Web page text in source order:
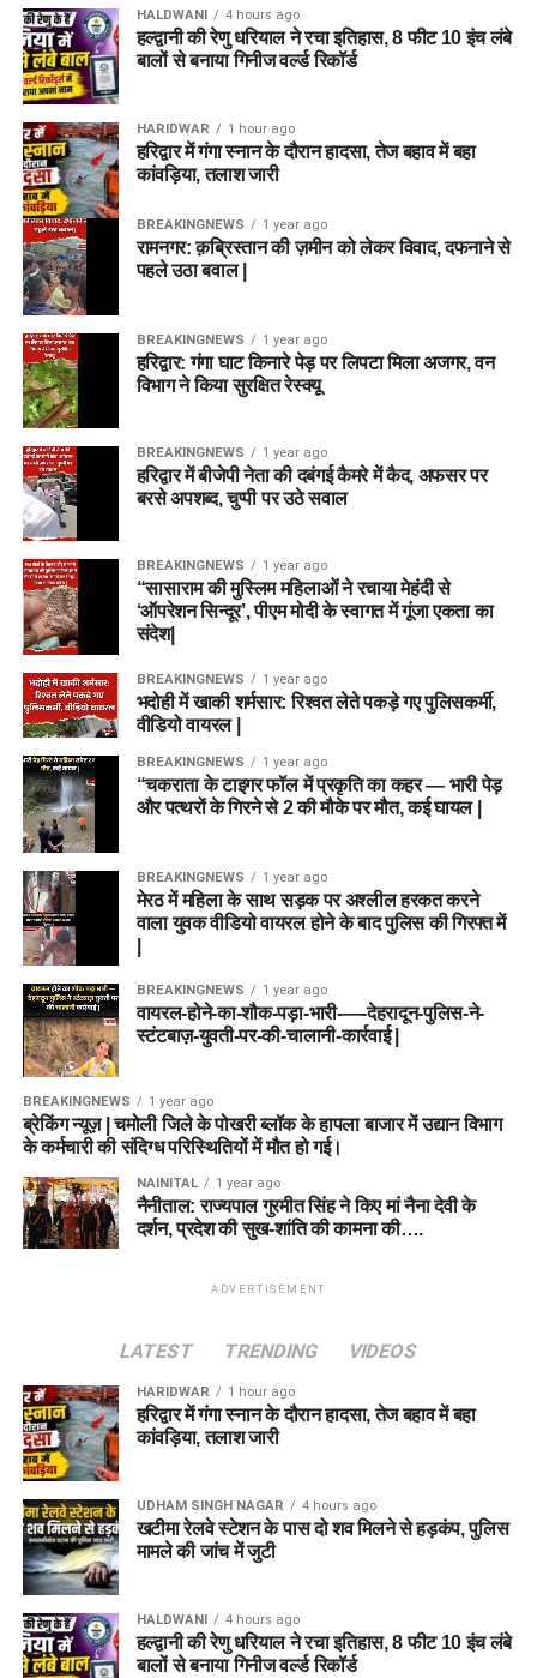
HALDWANI 4 hours ago
हल्द्वानी की रेणु धरियाल ने रचा इतिहास, 8 फीट 10 इंच लंबे
बालों से बनाया गिनीज वर्ल्ड रिकॉर्ड
HARIDWAR 1 hour ago
हरिद्वार में गंगा स्नान के दौरान हादसा, तेज बहाव में बहा
कांवड़िया, तलाश जारी
BREAKINGNEWS 1 year ago
रामनगर: क़ब्रिस्तान की ज़मीन को लेकर विवाद, दफनाने से
पहले उठा बवाल |
BREAKINGNEWS 1 year ago
हरिद्वार: गंगा घाट किनारे पेड़ पर लिपटा मिला अजगर, वन
विभाग ने किया सुरक्षित रेस्क्यू
BREAKINGNEWS 1 year ago
हरिद्वार में बीजेपी नेता की दबंगई कैमरे में कैद, अफसर पर
बरसे अपशब्द, चुप्पी पर उठे सवाल
BREAKINGNEWS 1 year ago
“सासाराम की मुस्लिम महिलाओं ने रचाया मेहंदी से
‘ऑपरेशन सिन्दूर’, पीएम मोदी के स्वागत में गूंजा एकता का
संदेश|
BREAKINGNEWS 1 year ago
भदोही में खाकी शर्मसार: रिश्वत लेते पकड़े गए पुलिसकर्मी,
वीडियो वायरल |
BREAKINGNEWS 1 year ago
“चकराता के टाइगर फॉल में प्रकृति का कहर — भारी पेड़
और पत्थरों के गिरने से 2 की मौके पर मौत, कई घायल |
BREAKINGNEWS 1 year ago
मेरठ में महिला के साथ सड़क पर अश्लील हरकत करने
वाला युवक वीडियो वायरल होने के बाद पुलिस की गिरफ्त में
BREAKINGNEWS 1 year ago
वायरल-होने-का-शौक-पड़ा-भारी-—-देहरादून-पुलिस-ने-
स्टंटबाज़-युवती-पर-की-चालानी-कार्रवाई |
BREAKINGNEWS 1 year ago
ब्रेकिंग न्यूज़ | चमोली जिले के पोखरी ब्लॉक के हापला बाजार में उद्यान विभाग
के कर्मचारी की संदिग्ध परिस्थितियों में मौत हो गई।
NAINITAL 1 year ago
नैनीताल: राज्यपाल गुरमीत सिंह ने किए मां नैना देवी के
दर्शन, प्रदेश की सुख-शांति की कामना की….
ADVERTISEMENT
LATEST TRENDING VIDEOS
HARIDWAR 1 hour ago
हरिद्वार में गंगा स्नान के दौरान हादसा, तेज बहाव में बहा
कांवड़िया, तलाश जारी
UDHAM SINGH NAGAR 4 hours ago
खटीमा रेलवे स्टेशन के पास दो शव मिलने से हड़कंप, पुलिस
मामले की जांच में जुटी
HALDWANI 4 hours ago
हल्द्वानी की रेणु धरियाल ने रचा इतिहास, 8 फीट 10 इंच लंबे
बालों से बनाया गिनीज वर्ल्ड रिकॉर्ड